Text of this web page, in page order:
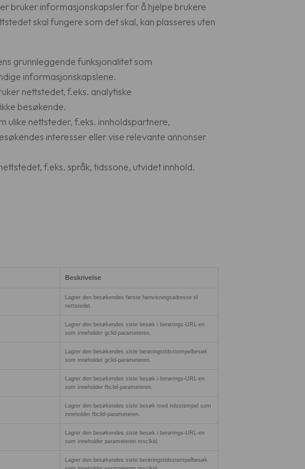
bruker informasjonskapsler for å hjelpe brukere
skal fungere som det skal, kan plasseres uten
grunnleggende funksjonalitet som
informasjonskapslene.
nettstedet, f.eks. analytiske
besøkende.
ulike nettsteder, f.eks. innholdspartnere,
interesser eller vise relevante annonser
f.eks. språk, tidssone, utvidet innhold.
Beskrivelse
Lagrer den besøkendes første henvisningsadresse til
nettstedet.
Lagrer den besøkendes siste besøk i berørings-URL-en
som inneholder gclid-parameteren.
Lagrer den besøkendes siste berøringstidsstempelbesøk
som inneholder gclid-parameteren.
Lagrer den besøkendes siste besøk i berørings-URL-en
som inneholder fbclid-parameteren.
Lagrer den besøkendes siste besøk med tidsstempel som
inneholder fbclid-parameteren.
Lagrer den besøkendes siste besøk i berørings-URL-en
som inneholder parameteren msclkid.
Lagrer den besøkendes siste berøringstidsstempelbesøk